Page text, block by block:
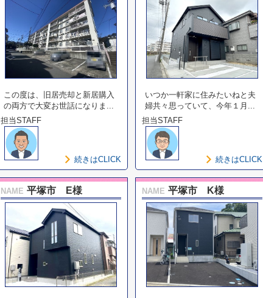
この度は、旧居売却と新居購入
の両方で大変お世話になりま...
担当STAFF
続きはCLICK
いつか一軒家に住みたいねと夫
婦共々思っていて、今年１月...
担当STAFF
続きはCLICK
NAME 平塚市 E様 NAME 平塚市 K様